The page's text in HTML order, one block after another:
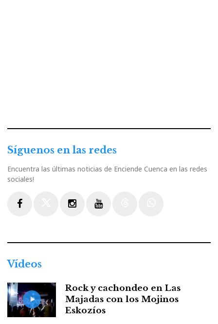
Síguenos en las redes
Encuentra las últimas noticias de Enciende Cuenca en las redes
sociales!
Vídeos
Rock y cachondeo en Las
Majadas con los Mojinos
Eskozíos